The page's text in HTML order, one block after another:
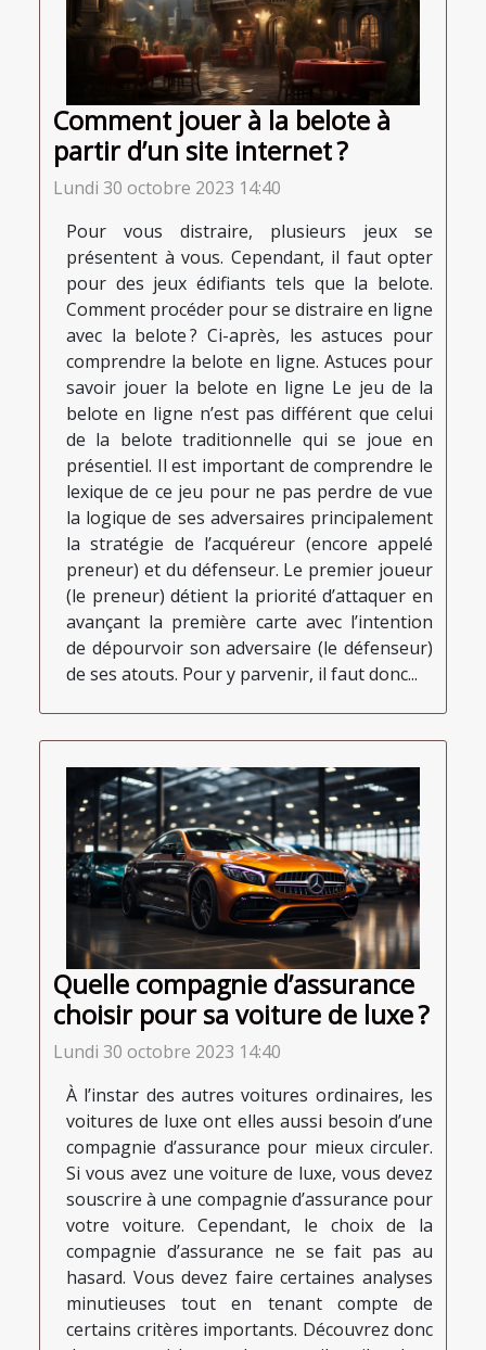
Comment jouer à la belote à
partir d’un site internet ?
Lundi 30 octobre 2023 14:40
Pour vous distraire, plusieurs jeux se
présentent à vous. Cependant, il faut opter
pour des jeux édifiants tels que la belote.
Comment procéder pour se distraire en ligne
avec la belote ? Ci-après, les astuces pour
comprendre la belote en ligne. Astuces pour
savoir jouer la belote en ligne Le jeu de la
belote en ligne n’est pas différent que celui
de la belote traditionnelle qui se joue en
présentiel. Il est important de comprendre le
lexique de ce jeu pour ne pas perdre de vue
la logique de ses adversaires principalement
la stratégie de l’acquéreur (encore appelé
preneur) et du défenseur. Le premier joueur
(le preneur) détient la priorité d’attaquer en
avançant la première carte avec l’intention
de dépourvoir son adversaire (le défenseur)
de ses atouts. Pour y parvenir, il faut donc...
Quelle compagnie d’assurance
choisir pour sa voiture de luxe ?
Lundi 30 octobre 2023 14:40
À l’instar des autres voitures ordinaires, les
voitures de luxe ont elles aussi besoin d’une
compagnie d’assurance pour mieux circuler.
Si vous avez une voiture de luxe, vous devez
souscrire à une compagnie d’assurance pour
votre voiture. Cependant, le choix de la
compagnie d’assurance ne se fait pas au
hasard. Vous devez faire certaines analyses
minutieuses tout en tenant compte de
certains critères importants. Découvrez donc